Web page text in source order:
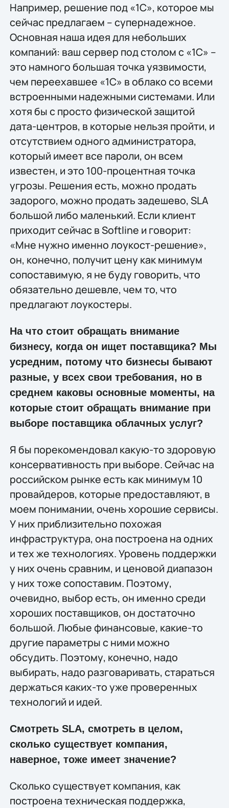
Например, решение под «1С», которое мы
сейчас предлагаем – супернадежное.
Основная наша идея для небольших
компаний: ваш сервер под столом с «1С» –
это намного большая точка уязвимости,
чем переехавшее «1С» в облако со всеми
встроенными надежными системами. Или
хотя бы с просто физической защитой
дата-центров, в которые нельзя пройти, и
отсутствием одного администратора,
который имеет все пароли, он всем
известен, и это 100-процентная точка
угрозы. Решения есть, можно продать
задорого, можно продать задешево, SLA
большой либо маленький. Если клиент
приходит сейчас в Softline и говорит:
«Мне нужно именно лоукост-решение»,
он, конечно, получит цену как минимум
сопоставимую, я не буду говорить, что
обязательно дешевле, чем то, что
предлагают лоукостеры.
На что стоит обращать внимание
бизнесу, когда он ищет поставщика? Мы
усредним, потому что бизнесы бывают
разные, у всех свои требования, но в
среднем каковы основные моменты, на
которые стоит обращать внимание при
выборе поставщика облачных услуг?
Я бы порекомендовал какую-то здоровую
консервативность при выборе. Сейчас на
российском рынке есть как минимум 10
провайдеров, которые предоставляют, в
моем понимании, очень хорошие сервисы.
У них приблизительно похожая
инфраструктура, она построена на одних
и тех же технологиях. Уровень поддержки
у них очень сравним, и ценовой диапазон
у них тоже сопоставим. Поэтому,
очевидно, выбор есть, он именно среди
хороших поставщиков, он достаточно
большой. Любые финансовые, какие-то
другие параметры с ними можно
обсудить. Поэтому, конечно, надо
выбирать, надо разговаривать, стараться
держаться каких-то уже проверенных
технологий и идей.
Смотреть SLA, смотреть в целом,
сколько существует компания,
наверное, тоже имеет значение?
Сколько существует компания, как
построена техническая поддержка,